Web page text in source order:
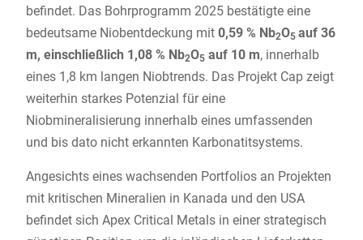
befindet. Das Bohrprogramm 2025 bestätigte eine
bedeutsame Niobentdeckung mit 0,59 % Nb2O5 auf 36
m, einschließlich 1,08 % Nb2O5 auf 10 m, innerhalb
eines 1,8 km langen Niobtrends. Das Projekt Cap zeigt
weiterhin starkes Potenzial für eine
Niobmineralisierung innerhalb eines umfassenden
und bis dato nicht erkannten Karbonatitsystems.
Angesichts eines wachsenden Portfolios an Projekten
mit kritischen Mineralien in Kanada und den USA
befindet sich Apex Critical Metals in einer strategisch